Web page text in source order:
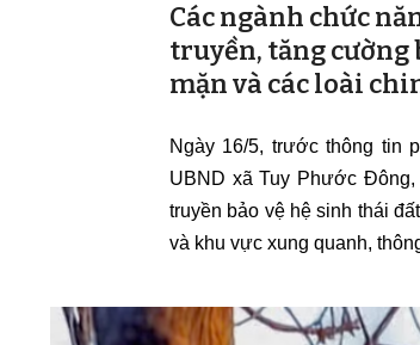
Các ngành chức
truyền, tăng cường
mặn và các loài
Ngày 16/5, trước thông tin
UBND xã Tuy Phước
truyền bảo vệ hệ sinh thái
và khu vực xung quanh,